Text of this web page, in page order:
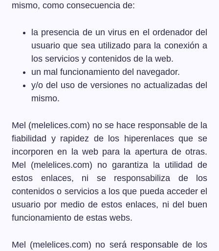
mismo, como consecuencia de:
la presencia de un virus en el ordenador del
usuario que sea utilizado para la conexión a
los servicios y contenidos de la web.
un mal funcionamiento del navegador.
y/o del uso de versiones no actualizadas del
mismo.
Mel (melelices.com) no se hace responsable de la
fiabilidad y rapidez de los hiperenlaces que se
incorporen en la web para la apertura de otras.
Mel (melelices.com) no garantiza la utilidad de
estos enlaces, ni se responsabiliza de los
contenidos o servicios a los que pueda acceder el
usuario por medio de estos enlaces, ni del buen
funcionamiento de estas webs.
Mel (melelices.com) no será responsable de los